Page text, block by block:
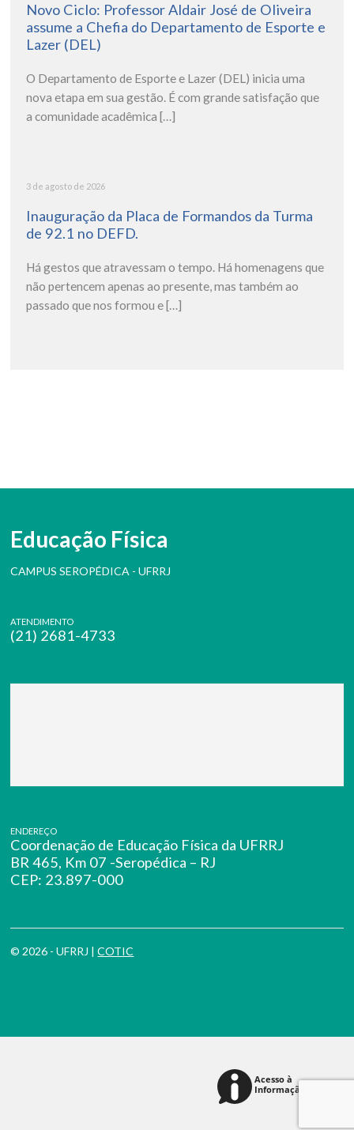
Novo Ciclo: Professor Aldair José de Oliveira
assume a Chefia do Departamento de Esporte e
Lazer (DEL)
O Departamento de Esporte e Lazer (DEL) inicia uma
nova etapa em sua gestão. É com grande satisfação que
a comunidade acadêmica […]
3 de agosto de 2026
Inauguração da Placa de Formandos da Turma
de 92.1 no DEFD.
Há gestos que atravessam o tempo. Há homenagens que
não pertencem apenas ao presente, mas também ao
passado que nos formou e […]
Educação Física
CAMPUS SEROPÉDICA - UFRRJ
ATENDIMENTO
(21) 2681-4733
ENDEREÇO
Coordenação de Educação Física da UFRRJ
BR 465, Km 07 -Seropédica – RJ
CEP: 23.897-000
© 2026 - UFRRJ |COTIC